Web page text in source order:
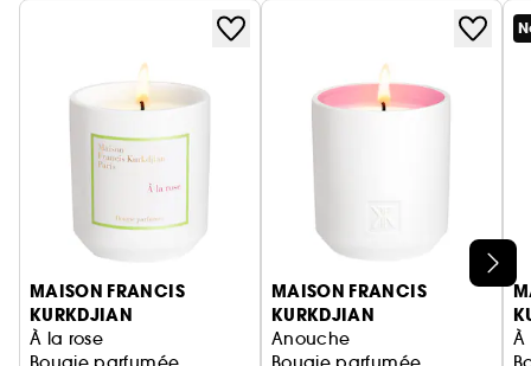
Ignorer le carrousel produits
MAISON FRANCIS
KURKDJIAN
À la rose
MAISON FRANCIS
KURKDJIAN
Anouche
À